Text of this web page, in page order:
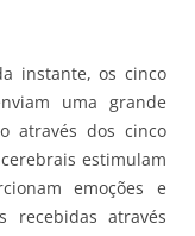
instante, os cinco
uma grande
através dos cinco
estimulam
emoções e
recebidas através